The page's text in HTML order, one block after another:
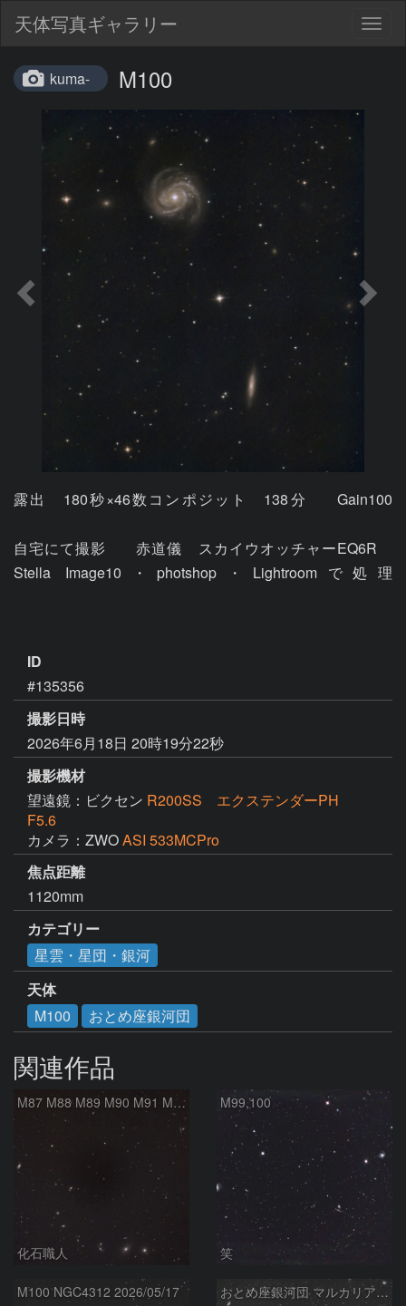
天体写真ギャラリー
kuma- M100
露出　180秒×46数コンポジット　138分	Gain100
自宅にて撮影	赤道儀　スカイウオッチャーEQ6R
Stella Image10・photshop・Lightroomで処理
ID
#135356
撮影日時
2026年6月18日 20時19分22秒
撮影機材
望遠鏡：ビクセン R200SS エクステンダーPH
F5.6
カメラ：ZWOASI 533MCPro
焦点距離
1120mm
カテゴリー
星雲・星団・銀河
天体
M100
おとめ座銀河団
関連作品
M87 M88 M89 M90 M91 M100 マルカリアンの銀河鎖 おとめ座 かみのけ座
化石職人
M99,100
笑
M100 NGC4312 2026/05/17 おとめ座銀河団 マルカリアンチェーン